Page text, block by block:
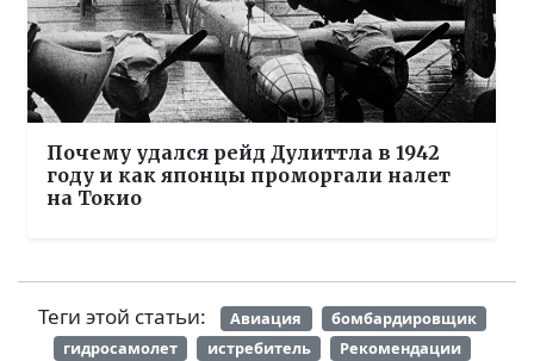
Почему удался рейд Дулиттла в 1942
году и как японцы проморгали налет
на Токио
Теги этой статьи: Авиация
бомбардировщик
гидросамолет
истребитель Рекомендации